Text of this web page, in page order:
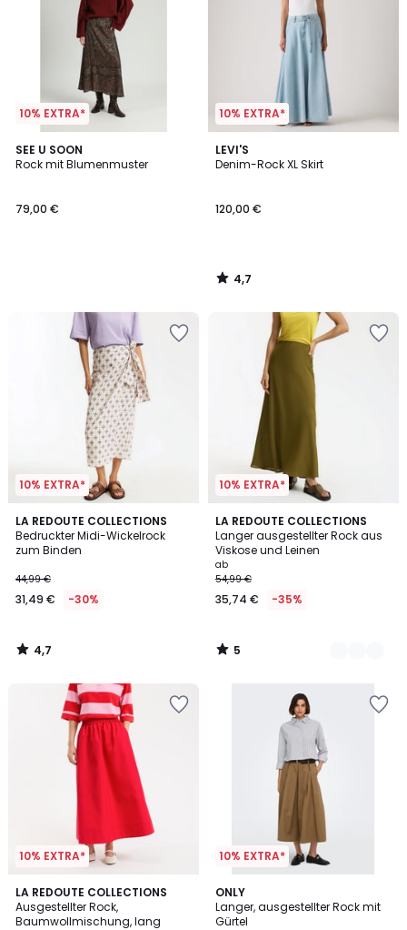
10% EXTRA*
SEE U SOON
Rock mit Blumenmuster
79,00 €
10% EXTRA*
LEVI'S
Denim-Rock XL Skirt
120,00 €
4,7
/ 5
4,7
/
10% EXTRA*
LA REDOUTE COLLECTIONS
Bedruckter Midi-Wickelrock
zum Binden
44,99 €
31,49 € -30%
4,7
/ 5
4,7
/
10% EXTRA*
LA REDOUTE COLLECTIONS
Langer ausgestellter Rock aus
Viskose und Leinen
ab
54,99 €
35,74 € -35%
5
/
5
2
Farben
5
/
10% EXTRA*
LA REDOUTE COLLECTIONS
Ausgestellter Rock,
Baumwollmischung, lang
3,2
/ 5
10% EXTRA*
ONLY
Langer, ausgestellter Rock mit
Gürtel